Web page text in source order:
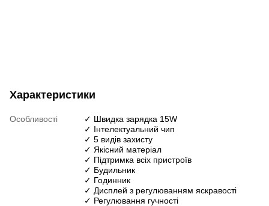
Характеристики
Особливості
✓ Швидка зарядка 15W
✓ Інтелектуальний чип
✓ 5 видів захисту
✓ Якісний матеріал
✓ Підтримка всіх пристроїв
✓ Будильник
✓ Годинник
✓ Дисплей з регулюванням яскравості
✓ Регулювання гучності